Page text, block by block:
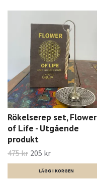
Rökelserep set, Flower
of Life - Utgående
produkt
475 kr 205 kr